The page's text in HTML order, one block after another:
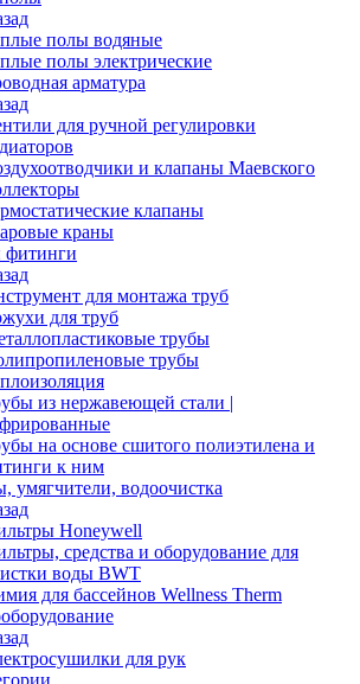
полы водяные
полы электрические
арматура
для ручной регулировки
и клапаны Маевского
клапаны
краны
фитинги
для монтажа труб
для труб
трубы
трубы
из нержавеющей стали |
на основе сшитого полиэтилена и
к ним
умягчители, водоочистка
Honeywell
средства и оборудование для
воды BWT
для бассейнов Wellness Therm
для рук